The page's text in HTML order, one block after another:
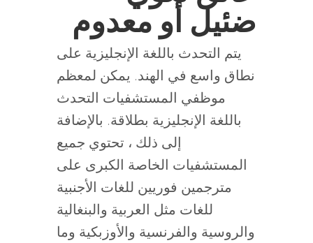
ضئيل أو معدوم
يتم التحدث باللغة الإنجليزية على
نطاق واسع في الهند. يمكن لمعظم
موظفي المستشفيات التحدث
باللغة الإنجليزية بطلاقة. بالإضافة
إلى ذلك ، تحتوي جميع
المستشفيات الخاصة الكبرى على
مترجمين فوريين للغات الأجنبية
للغات مثل العربية والبنغالية
والروسية والفرنسية والأوزبكية وما